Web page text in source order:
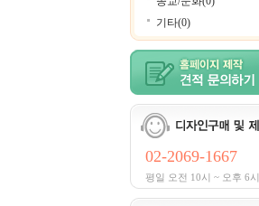
기타(0)
02-2069-1667
평일 오전 10시 ~ 오후 6시